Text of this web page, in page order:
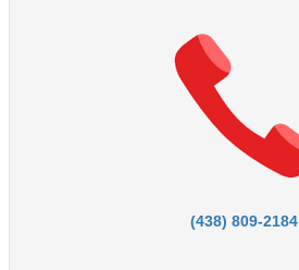
(438) 809-2184